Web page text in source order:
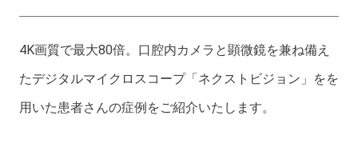
4K画質で最大80倍。口腔内カメラと顕微鏡を兼ね備え
たデジタルマイクロスコープ「ネクストビジョン」をを
用いた患者さんの症例をご紹介いたします。